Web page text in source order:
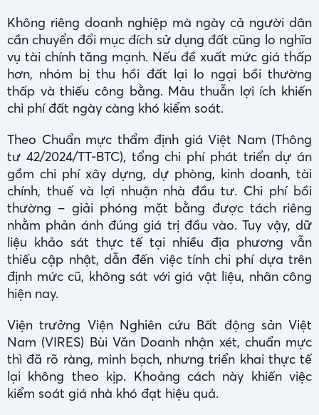
Không riêng doanh nghiệp mà ngày cả người dân
cần chuyển đổi mục đích sử dụng đất cũng lo nghĩa
vụ tài chính tăng mạnh. Nếu đề xuất mức giá thấp
hơn, nhóm bị thu hồi đất lại lo ngại bồi thường
thấp và thiếu công bằng. Mâu thuẫn lợi ích khiến
chi phí đất ngày càng khó kiểm soát.
Theo Chuẩn mực thẩm định giá Việt Nam (Thông
tư 42/2024/TT-BTC), tổng chi phí phát triển dự án
gồm chi phí xây dựng, dự phòng, kinh doanh, tài
chính, thuế và lợi nhuận nhà đầu tư. Chi phí bồi
thường – giải phóng mặt bằng được tách riêng
nhằm phản ánh đúng giá trị đầu vào. Tuy vậy, dữ
liệu khảo sát thực tế tại nhiều địa phương vẫn
thiếu cập nhật, dẫn đến việc tính chi phí dựa trên
định mức cũ, không sát với giá vật liệu, nhân công
hiện nay.
Viện trưởng Viện Nghiên cứu Bất động sản Việt
Nam (VIRES) Bùi Văn Doanh nhận xét, chuẩn mực
thì đã rõ ràng, minh bạch, nhưng triển khai thực tế
lại không theo kịp. Khoảng cách này khiến việc
kiểm soát giá nhà khó đạt hiệu quả.